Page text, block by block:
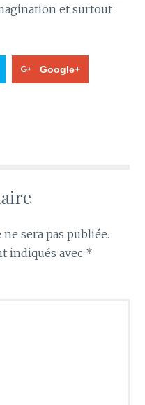
et surtout
Google+
sera pas publiée.
indiqués avec *